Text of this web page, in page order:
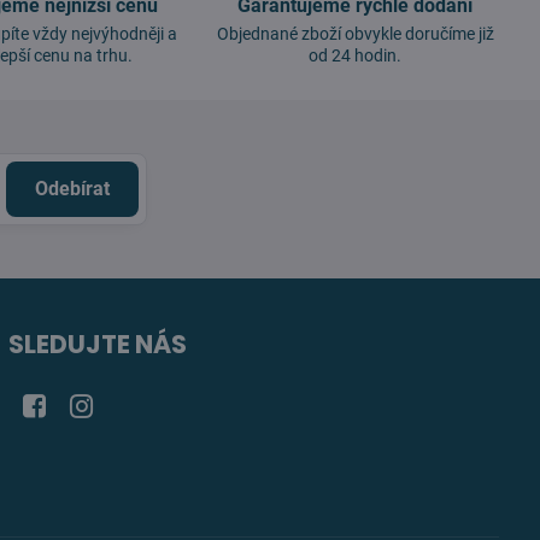
nejnižší cenu
vždy nejvýhodněji a
cenu na trhu.
Garantujeme rychlé dodání
Objednané zboží obvykle doručíme již
od 24 hodin.
Odebírat
SLEDUJTE NÁS
FacebookInstagram